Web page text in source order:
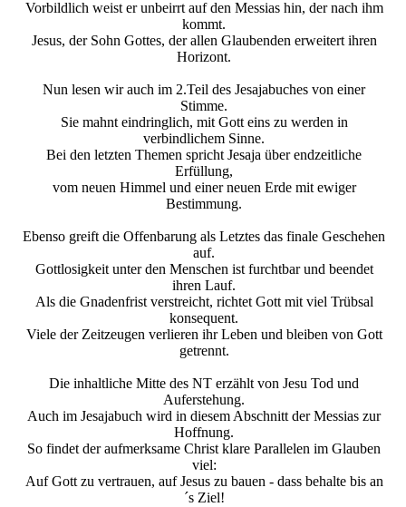
Vorbildlich weist er unbeirrt auf den Messias hin, der nach ihm
kommt.
Jesus, der Sohn Gottes, der allen Glaubenden erweitert ihren
Horizont.
Nun lesen wir auch im 2.Teil des Jesajabuches von einer
Stimme.
Sie mahnt eindringlich, mit Gott eins zu werden in
verbindlichem Sinne.
Bei den letzten Themen spricht Jesaja über endzeitliche
Erfüllung,
vom neuen Himmel und einer neuen Erde mit ewiger
Bestimmung.
Ebenso greift die Offenbarung als Letztes das finale Geschehen
auf.
Gottlosigkeit unter den Menschen ist furchtbar und beendet
ihren Lauf.
Als die Gnadenfrist verstreicht, richtet Gott mit viel Trübsal
konsequent.
Viele der Zeitzeugen verlieren ihr Leben und bleiben von Gott
getrennt.
Die inhaltliche Mitte des NT erzählt von Jesu Tod und
Auferstehung.
Auch im Jesajabuch wird in diesem Abschnitt der Messias zur
Hoffnung.
So findet der aufmerksame Christ klare Parallelen im Glauben
viel:
Auf Gott zu vertrauen, auf Jesus zu bauen - dass behalte bis an
´s Ziel!